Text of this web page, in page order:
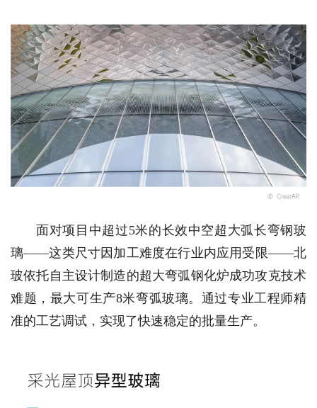
面对项目中超过5米的长效中空超大弧长弯钢玻
璃——这类尺寸因加工难度在行业内应用受限——北
玻依托自主设计制造的超大弯弧钢化炉成功攻克技术
难题，最大可生产8米弯弧玻璃。通过专业工程师精
准的工艺调试，实现了快速稳定的批量生产。